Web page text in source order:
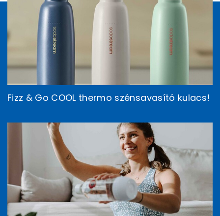
Fizz & Go COOL thermo szénsavasító kulacs!